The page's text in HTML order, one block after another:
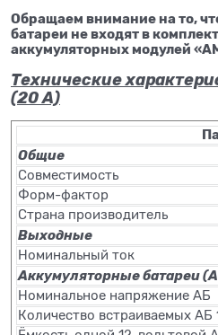
Обращаем внимание на то,
батареи не входят в
аккумуляторных модулей
Технические
(20 А)
Общие
Совместимость
Форм-фактор
Страна производитель
Выходные
Номинальный ток
Аккумуляторные батареи
Номинальное напряжение АБ
Количество встраиваемых АБ